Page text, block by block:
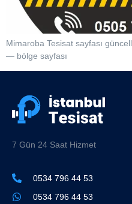
Mimaroba Tesisat sayfası
— bölge sayfası
7 Gün 24 Saat Hizmet
0534 796 44 53
0534 796 44 53